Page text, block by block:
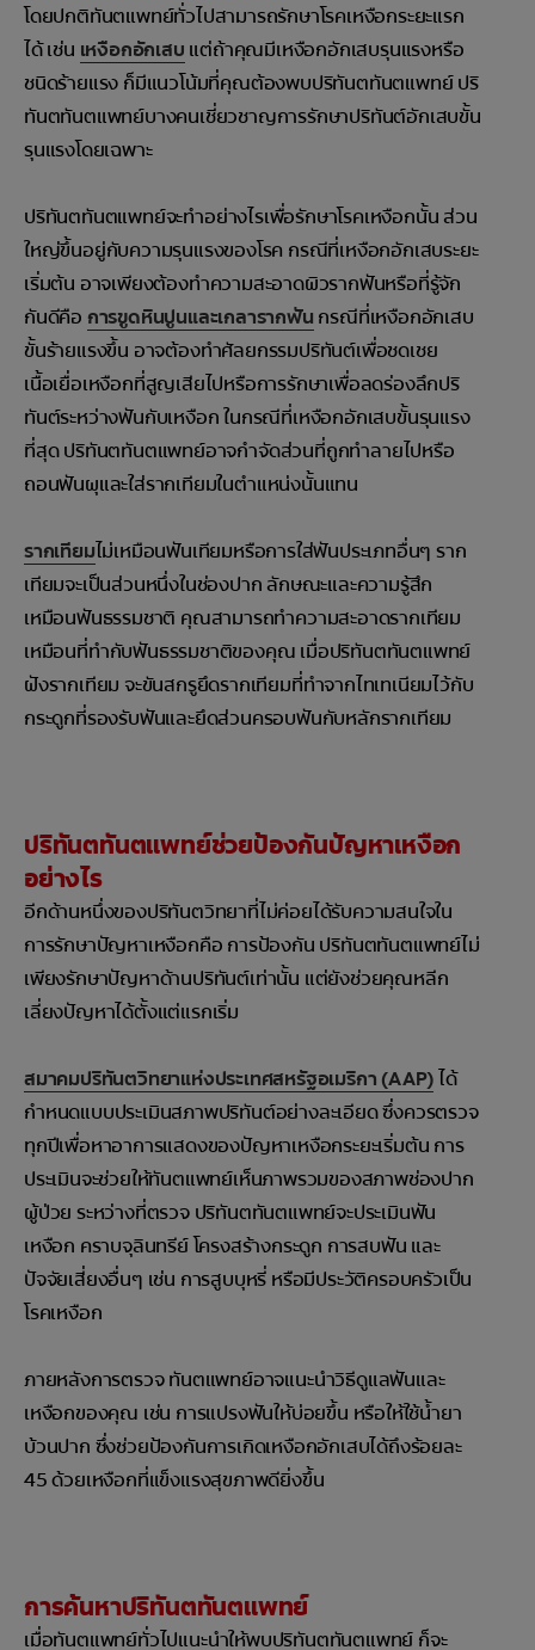
โดยปกติทันตแพทย์ทั่วไปสามารถรักษาโรคเหงือกระยะแรก
ได้ เช่น เหงือกอักเสบ แต่ถ้าคุณมีเหงือกอักเสบรุนแรงหรือ
ชนิดร้ายแรง ก็มีแนวโน้มที่คุณต้องพบปริทันตทันตแพทย์ ปริ
ทันตทันตแพทย์บางคนเชี่ยวชาญการรักษาปริทันต์อักเสบขั้น
รุนแรงโดยเฉพาะ
ปริทันตทันตแพทย์จะทำอย่างไรเพื่อรักษาโรคเหงือกนั้น ส่วน
ใหญ่ขึ้นอยู่กับความรุนแรงของโรค กรณีที่เหงือกอักเสบระยะ
เริ่มต้น อาจเพียงต้องทำความสะอาดผิวรากฟันหรือที่รู้จัก
กันดีคือ การขูดหินปูนและเกลารากฟัน กรณีที่เหงือกอักเสบ
ขั้นร้ายแรงขึ้น อาจต้องทำศัลยกรรมปริทันต์เพื่อชดเชย
เนื้อเยื่อเหงือกที่สูญเสียไปหรือการรักษาเพื่อลดร่องลึกปริ
ทันต์ระหว่างฟันกับเหงือก ในกรณีที่เหงือกอักเสบขั้นรุนแรง
ที่สุด ปริทันตทันตแพทย์อาจกำจัดส่วนที่ถูกทำลายไปหรือ
ถอนฟันผุและใส่รากเทียมในตำแหน่งนั้นแทน
รากเทียมไม่เหมือนฟันเทียมหรือการใส่ฟันประเภทอื่นๆ ราก
เทียมจะเป็นส่วนหนึ่งในช่องปาก ลักษณะและความรู้สึก
เหมือนฟันธรรมชาติ คุณสามารถทำความสะอาดรากเทียม
เหมือนที่ทำกับฟันธรรมชาติของคุณ เมื่อปริทันตทันตแพทย์
ฝังรากเทียม จะขันสกรูยึดรากเทียมที่ทำจากไทเทเนียมไว้กับ
กระดูกที่รองรับฟันและยึดส่วนครอบฟันกับหลักรากเทียม
ปริทันตทันตแพทย์ช่วยป้องกันปัญหาเหงือก
อย่างไร
อีกด้านหนึ่งของปริทันตวิทยาที่ไม่ค่อยได้รับความสนใจใน
การรักษาปัญหาเหงือกคือ การป้องกัน ปริทันตทันตแพทย์ไม่
เพียงรักษาปัญหาด้านปริทันต์เท่านั้น แต่ยังช่วยคุณหลีก
เลี่ยงปัญหาได้ตั้งแต่แรกเริ่ม
สมาคมปริทันตวิทยาแห่งประเทศสหรัฐอเมริกา (AAP)ได้
กำหนดแบบประเมินสภาพปริทันต์อย่างละเอียด ซึ่งควรตรวจ
ทุกปีเพื่อหาอาการแสดงของปัญหาเหงือกระยะเริ่มต้น การ
ประเมินจะช่วยให้ทันตแพทย์เห็นภาพรวมของสภาพช่องปาก
ผู้ป่วย ระหว่างที่ตรวจ ปริทันตทันตแพทย์จะประเมินฟัน
เหงือก คราบจุลินทรีย์ โครงสร้างกระดูก การสบฟัน และ
ปัจจัยเสี่ยงอื่นๆ เช่น การสูบบุหรี่ หรือมีประวัติครอบครัวเป็น
โรคเหงือก
ภายหลังการตรวจ ทันตแพทย์อาจแนะนำวิธีดูแลฟันและ
เหงือกของคุณ เช่น การแปรงฟันให้บ่อยขึ้น หรือให้ใช้น้ำยา
บ้วนปาก ซึ่งช่วยป้องกันการเกิดเหงือกอักเสบได้ถึงร้อยละ
45 ด้วยเหงือกที่แข็งแรงสุขภาพดียิ่งขึ้น
การค้นหาปริทันตทันตแพทย์
เมื่อทันตแพทย์ทั่วไปแนะนำให้พบปริทันตทันตแพทย์ ก็จะ